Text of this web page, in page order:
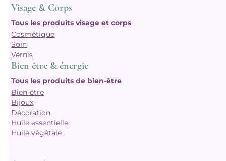
Visage & Corps
Tous les produits visage et corps
Cosmétique
Soin
Vernis
Bien être & énergie
Tous les produits de bien-être
Bien-être
Bijoux
Décoration
Huile essentielle
Huile végétale